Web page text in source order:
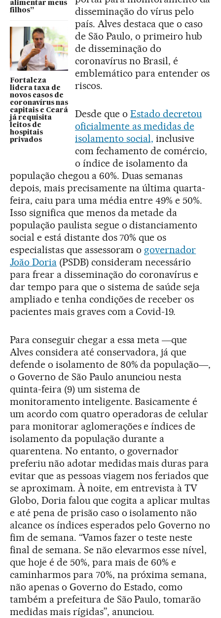
alimentar meus
filhos”
Fortaleza
lidera taxa de
novos casos de
coronavírus nas
capitais e Ceará
já requisita
leitos de
hospitais
privados
disseminação do vírus pelo
país. Alves destaca que o caso
de São Paulo, o primeiro hub
de disseminação do
coronavírus no Brasil, é
emblemático para entender os
riscos.
Desde que o Estado decretou
oficialmente as medidas de
isolamento social, inclusive
com fechamento de comércio,
o índice de isolamento da
população chegou a 60%. Duas semanas
depois, mais precisamente na última quarta-
feira, caiu para uma média entre 49% e 50%.
Isso significa que menos da metade da
população paulista segue o distanciamento
social e está distante dos 70% que os
especialistas que assessoram o governador
João Doria(PSDB) consideram necessário
para frear a disseminação do coronavírus e
dar tempo para que o sistema de saúde seja
ampliado e tenha condições de receber os
pacientes mais graves com a Covid-19.
Para conseguir chegar a essa meta ―que
Alves considera até conservadora, já que
defende o isolamento de 80% da população―,
o Governo de São Paulo anunciou nesta
quinta-feira (9) um sistema de
monitoramento inteligente. Basicamente é
um acordo com quatro operadoras de celular
para monitorar aglomerações e índices de
isolamento da população durante a
quarentena. No entanto, o governador
preferiu não adotar medidas mais duras para
evitar que as pessoas viagem nos feriados que
se aproximam. À noite, em entrevista à TV
Globo, Doria falou que cogita a aplicar multas
e até pena de prisão caso o isolamento não
alcance os índices esperados pelo Governo no
fim de semana. “Vamos fazer o teste neste
final de semana. Se não elevarmos esse nível,
que hoje é de 50%, para mais de 60% e
caminharmos para 70%, na próxima semana,
não apenas o Governo do Estado, como
também a prefeitura de São Paulo, tomarão
medidas mais rígidas”, anunciou.